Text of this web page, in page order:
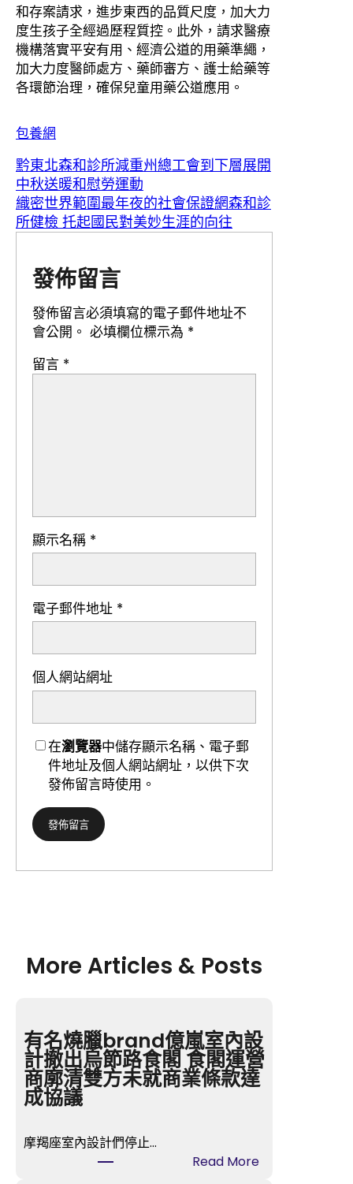
和存案請求，進步東西的品質尺度，加大力
度生孩子全經過歷程質控。此外，請求醫療
機構落實平安有用、經濟公道的用藥準繩，
加大力度醫師處方、藥師審方、護士給藥等
各環節治理，確保兒童用藥公道應用。
包養網
黔東北森和診所減重州總工會到下層展開
中秋送暖和慰勞運動
織密世界範圍最年夜的社會保證網森和診
所健檢 托起國民對美妙生涯的向往
發佈留言
發佈留言必須填寫的電子郵件地址不
會公開。 必填欄位標示為 *
留言 *
顯示名稱 *
電子郵件地址 *
個人網站網址
在瀏覽器中儲存顯示名稱、電子郵
件地址及個人網站網址，以供下次
發佈留言時使用。
More Articles & Posts
有名燒臘brand億嵐室內設
計撤出烏節路食閣 食閣運營
商廓清雙方未就商業條款達
成協議
摩羯座室內設計們停止…
Read More: